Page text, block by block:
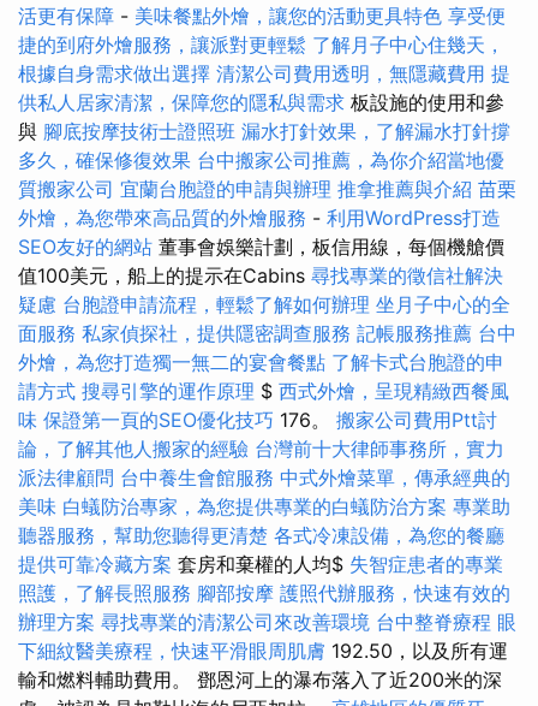
活更有保障 - 美味餐點外燴，讓您的活動更具特色 享受便
捷的到府外燴服務，讓派對更輕鬆 了解月子中心住幾天，
根據自身需求做出選擇 清潔公司費用透明，無隱藏費用 提
供私人居家清潔，保障您的隱私與需求 板設施的使用和參
與 腳底按摩技術士證照班 漏水打針效果，了解漏水打針撐
多久，確保修復效果 台中搬家公司推薦，為你介紹當地優
質搬家公司 宜蘭台胞證的申請與辦理 推拿推薦與介紹 苗栗
外燴，為您帶來高品質的外燴服務 - 利用WordPress打造
SEO友好的網站 董事會娛樂計劃，板信用線，每個機艙價
值100美元，船上的提示在Cabins 尋找專業的徵信社解決
疑慮 台胞證申請流程，輕鬆了解如何辦理 坐月子中心的全
面服務 私家偵探社，提供隱密調查服務 記帳服務推薦 台中
外燴，為您打造獨一無二的宴會餐點 了解卡式台胞證的申
請方式 搜尋引擎的運作原理 $ 西式外燴，呈現精緻西餐風
味 保證第一頁的SEO優化技巧 176。 搬家公司費用Ptt討
論，了解其他人搬家的經驗 台灣前十大律師事務所，實力
派法律顧問 台中養生會館服務 中式外燴菜單，傳承經典的
美味 白蟻防治專家，為您提供專業的白蟻防治方案 專業助
聽器服務，幫助您聽得更清楚 各式冷凍設備，為您的餐廳
提供可靠冷藏方案 套房和棄權的人均$ 失智症患者的專業
照護，了解長照服務 腳部按摩 護照代辦服務，快速有效的
辦理方案 尋找專業的清潔公司來改善環境 台中整脊療程 眼
下細紋醫美療程，快速平滑眼周肌膚 192.50，以及所有運
輸和燃料輔助費用。 鄧恩河上的瀑布落入了近200米的深